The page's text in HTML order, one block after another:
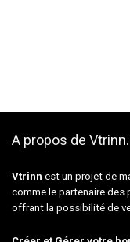
A propos de
Vtrinn est un projet de
comme le partenaire des
offrant la possibilité de